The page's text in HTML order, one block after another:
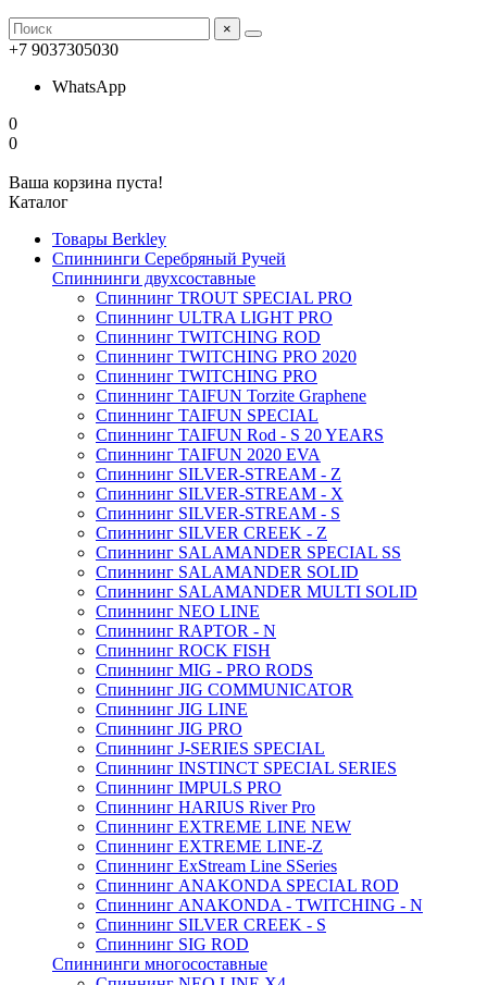
×
+7 9037305030
WhatsApp
0
0
Ваша корзина пуста!
Каталог
Товары Berkley
Спиннинги Серебряный Ручей
Спиннинги двухсоставные
Спиннинг TROUT SPECIAL PRO
Спиннинг ULTRA LIGHT PRO
Спиннинг TWITCHING ROD
Спиннинг TWITCHING PRO 2020
Спиннинг TWITCHING PRO
Спиннинг TAIFUN Torzite Graphene
Спиннинг TAIFUN SPECIAL
Спиннинг TAIFUN Rod - S 20 YEARS
Спиннинг TAIFUN 2020 EVA
Спиннинг SILVER-STREAM - Z
Спиннинг SILVER-STREAM - X
Спиннинг SILVER-STREAM - S
Спиннинг SILVER CREEK - Z
Спиннинг SALAMANDER SPECIAL SS
Спиннинг SALAMANDER SOLID
Спиннинг SALAMANDER MULTI SOLID
Спиннинг NEO LINE
Спиннинг RAPTOR - N
Спиннинг ROCK FISH
Спиннинг MIG - PRO RODS
Спиннинг JIG COMMUNICATOR
Спиннинг JIG LINE
Спиннинг JIG PRO
Спиннинг J-SERIES SPECIAL
Спиннинг INSTINCT SPECIAL SERIES
Спиннинг IMPULS PRO
Спиннинг HARIUS River Pro
Спиннинг EXTREME LINE NEW
Спиннинг EXTREME LINE-Z
Спиннинг ExStream Line SSeries
Спиннинг ANAKONDA SPECIAL ROD
Спиннинг ANAKONDA - TWITCHING - N
Спиннинг SILVER CREEK - S
Спиннинг SIG ROD
Спиннинги многосоставные